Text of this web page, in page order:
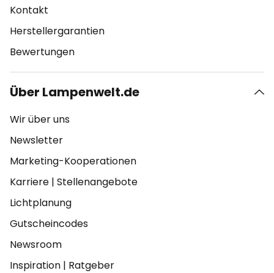
Kontakt
Herstellergarantien
Bewertungen
Über Lampenwelt.de
Wir über uns
Newsletter
Marketing-Kooperationen
Karriere | Stellenangebote
Lichtplanung
Gutscheincodes
Newsroom
Inspiration | Ratgeber